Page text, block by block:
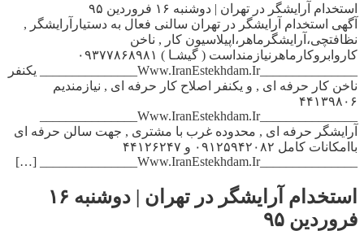
استخدام آرایشگر در تهران | دوشنبه ۱۶ فروردین ۹۵
آگهی استخدام آرایشگر در تهران سالنی فعال به دستیارآرایشگر ,
نظافتچی،آرایشگرماهر،اپیلاسیون کار , ناخن
کاروابروکارماهرنیازمنداست ( گیشـا ) ۰۹۳۷۷۸۶۸۹۸۱
_______________Www.IranEstekhdam.Ir_______________ یکنفر
ناخن کار حرفه ای , و یکنفر اصلاح کار حرفه ای , نیازمندیم
۴۴۱۳۹۸۰۶
آرایشگر حرفه ای , محدوده غرب با مشتری , جهت سالن حرفه ای
باامکانات کامل ۰۹۱۲۵۹۴۲۰۸۲ و ۴۴۱۲۶۲۴۷
_______________Www.IranEstekhdam.Ir_______________ […]
استخدام آرایشگر در تهران | دوشنبه ۱۶
فروردین ۹۵